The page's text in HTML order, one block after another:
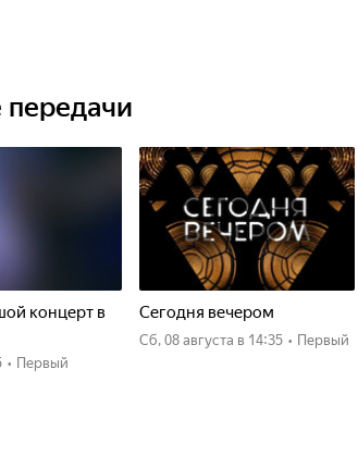
в себя и заставляет ненавидеть. Кто-то
передачи
концерт в
• Первый
Сегодня вечером
сб, 08 августа в 14:35 • Первый